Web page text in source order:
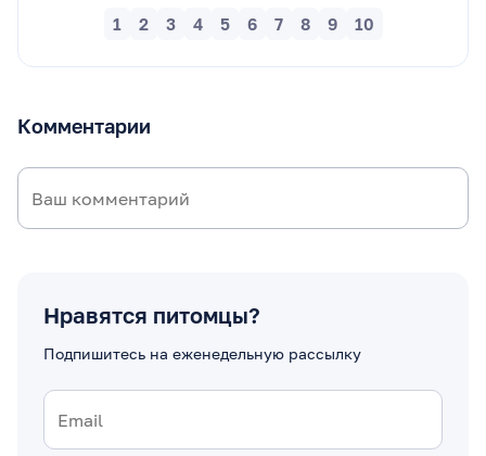
10
9
8
7
6
5
4
3
2
1
Комментарии
Нравятся питомцы?
Подпишитесь на еженедельную рассылку